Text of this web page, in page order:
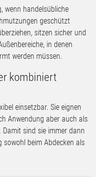
wenn handelsübliche
geschützt
sitzen sicher und
in denen
werden müssen.
kombiniert
einsetzbar. Sie eignen
Anwendung aber auch als
sind sie immer dann
sowohl beim Abdecken als